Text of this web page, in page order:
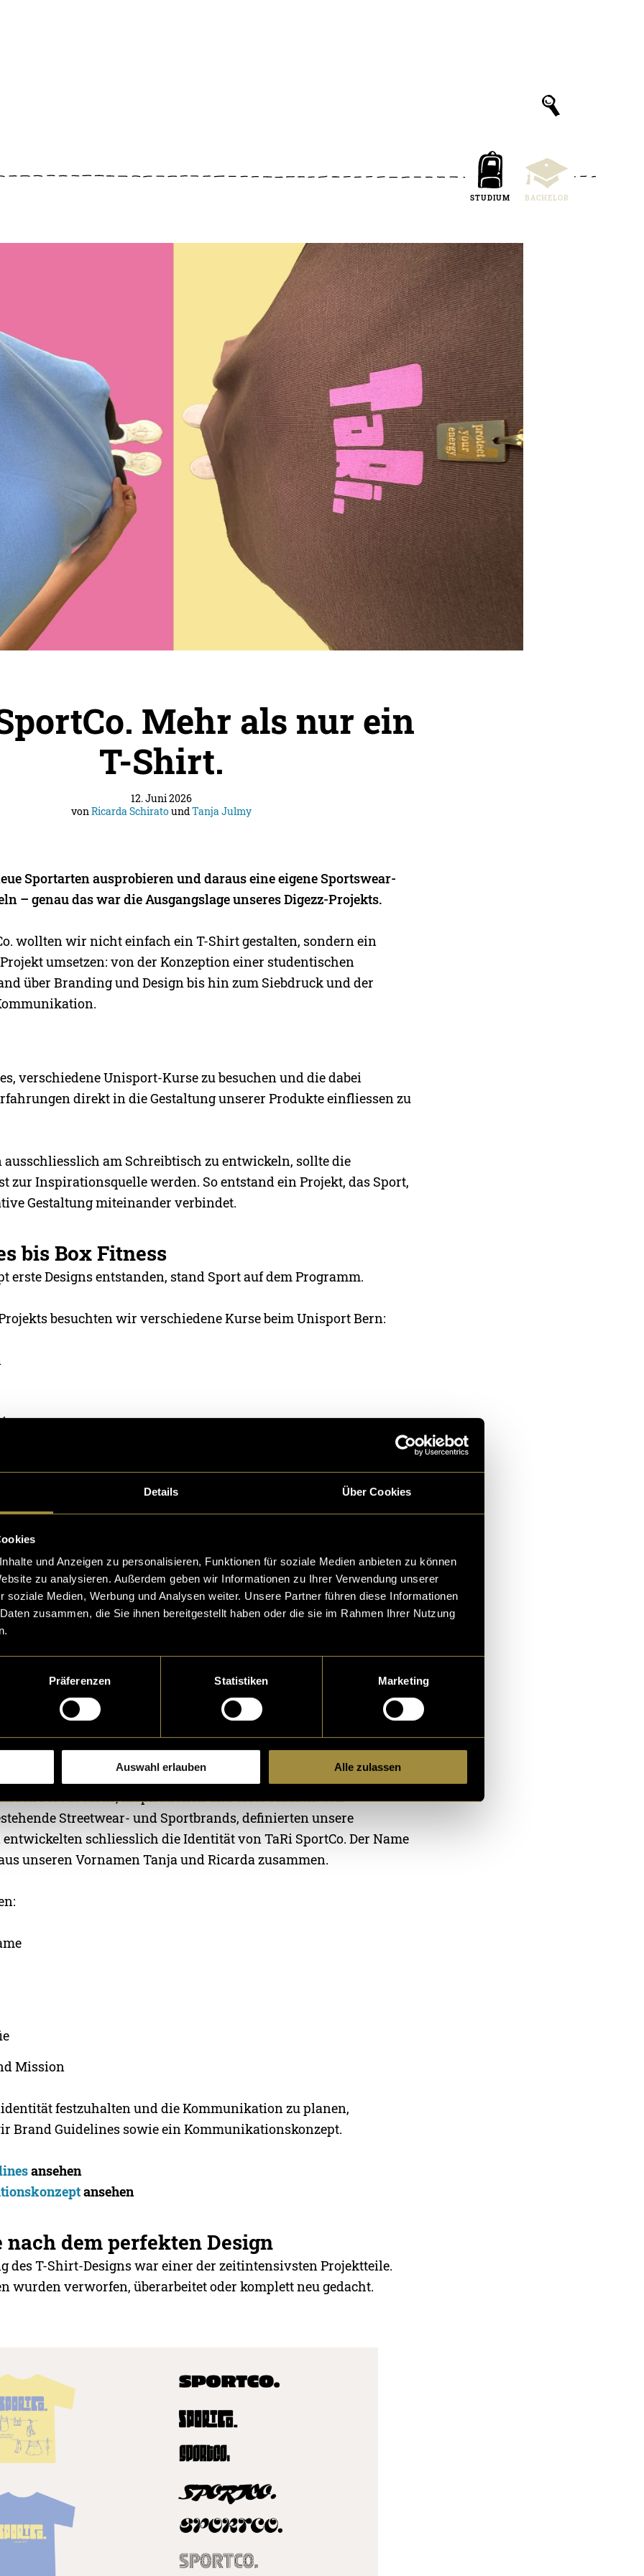
Details Über Cookies
und Anzeigen zu personalisieren, Funktionen für soziale Medien anbieten zu können
zu analysieren. Außerdem geben wir Informationen zu Ihrer Verwendung unserer
soziale Medien, Werbung und Analysen weiter. Unsere Partner führen diese Informationen
zusammen, die Sie ihnen bereitgestellt haben oder die sie im Rahmen Ihrer Nutzung
Präferenzen Statistiken Marketing
Auswahl erlauben Alle zulassen
STUDIUM BACHELOR
Mehr als nur ein
T-Shirt.
12. Juni 2026
vonRicarda SchiratoundTanja Julmy
Sportarten ausprobieren und daraus eine eigene Sportswear-
– genau das war die Ausgangslage unseres Digezz-Projekts.
wollten wir nicht einfach ein T-Shirt gestalten, sondern ein
umsetzen: von der Konzeption einer studentischen
über Branding und Design bis hin zum Siebdruck und der
verschiedene Unisport-Kurse zu besuchen und die dabei
direkt in die Gestaltung unserer Produkte einfliessen zu
ausschliesslich am Schreibtisch zu entwickeln, sollte die
zur Inspirationsquelle werden. So entstand ein Projekt, das Sport,
Gestaltung miteinander verbindet.
bis Box Fitness
erste Designs entstanden, stand Sport auf dem Programm.
besuchten wir verschiedene Kurse beim Unisport Bern:
Allround
neue Eindrücke mit sich. Während beim Bouldern Kraft,
im Mittelpunkt standen, vermittelten Pilates und
Ruhe, Körpergefühl und Kontrolle. Box Fitness und Indoor
standen für Dynamik, Energie und Ausdauer.
Charaktereigenschaften wurden später zur Grundlage
Gestaltung.
nach einer eigenen Identität
begann die eigentliche Konzeptarbeit.
Moodboards, Inspirationen und erste Skizzen. Wir
Streetwear- und Sportbrands, definierten unsere
schliesslich die Identität von TaRi SportCo. Der Name
unseren Vornamen Tanja und Ricarda zusammen.
Mission
festzuhalten und die Kommunikation zu planen,
Brand Guidelines sowie ein Kommunikationskonzept.
ansehen
ansehen
nach dem perfekten Design
des T-Shirt-Designs war einer der zeitintensivsten Projektteile.
wurden verworfen, überarbeitet oder komplett neu gedacht.